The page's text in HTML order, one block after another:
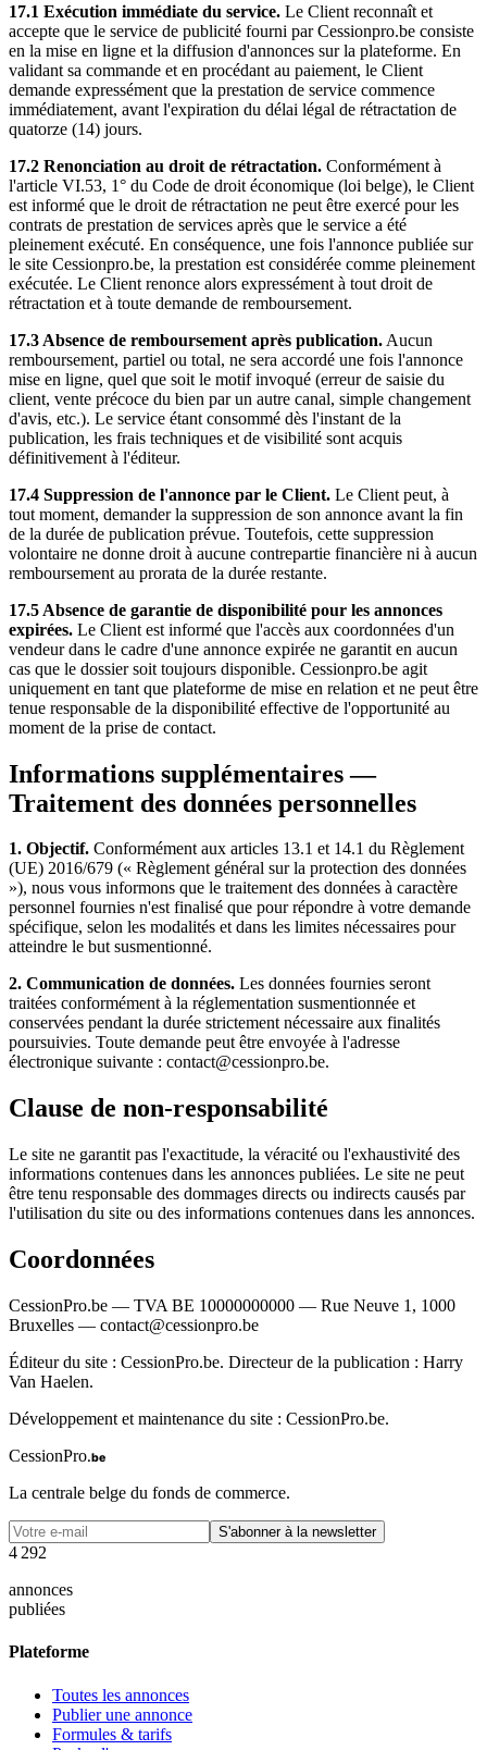
17.1 Exécution immédiate du service. Le Client reconnaît et
accepte que le service de publicité fourni par Cessionpro.be consiste
en la mise en ligne et la diffusion d'annonces sur la plateforme. En
validant sa commande et en procédant au paiement, le Client
demande expressément que la prestation de service commence
immédiatement, avant l'expiration du délai légal de rétractation de
quatorze (14) jours.
17.2 Renonciation au droit de rétractation. Conformément à
l'article VI.53, 1° du Code de droit économique (loi belge), le Client
est informé que le droit de rétractation ne peut être exercé pour les
contrats de prestation de services après que le service a été
pleinement exécuté. En conséquence, une fois l'annonce publiée sur
le site Cessionpro.be, la prestation est considérée comme pleinement
exécutée. Le Client renonce alors expressément à tout droit de
rétractation et à toute demande de remboursement.
17.3 Absence de remboursement après publication. Aucun
remboursement, partiel ou total, ne sera accordé une fois l'annonce
mise en ligne, quel que soit le motif invoqué (erreur de saisie du
client, vente précoce du bien par un autre canal, simple changement
d'avis, etc.). Le service étant consommé dès l'instant de la
publication, les frais techniques et de visibilité sont acquis
définitivement à l'éditeur.
17.4 Suppression de l'annonce par le Client. Le Client peut, à
tout moment, demander la suppression de son annonce avant la fin
de la durée de publication prévue. Toutefois, cette suppression
volontaire ne donne droit à aucune contrepartie financière ni à aucun
remboursement au prorata de la durée restante.
17.5 Absence de garantie de disponibilité pour les annonces
expirées. Le Client est informé que l'accès aux coordonnées d'un
vendeur dans le cadre d'une annonce expirée ne garantit en aucun
cas que le dossier soit toujours disponible. Cessionpro.be agit
uniquement en tant que plateforme de mise en relation et ne peut être
tenue responsable de la disponibilité effective de l'opportunité au
moment de la prise de contact.
Informations supplémentaires —
Traitement des données personnelles
1. Objectif. Conformément aux articles 13.1 et 14.1 du Règlement
(UE) 2016/679 (« Règlement général sur la protection des données
»), nous vous informons que le traitement des données à caractère
personnel fournies n'est finalisé que pour répondre à votre demande
spécifique, selon les modalités et dans les limites nécessaires pour
atteindre le but susmentionné.
2. Communication de données. Les données fournies seront
traitées conformément à la réglementation susmentionnée et
conservées pendant la durée strictement nécessaire aux finalités
poursuivies. Toute demande peut être envoyée à l'adresse
électronique suivante : contact@cessionpro.be.
Clause de non-responsabilité
Le site ne garantit pas l'exactitude, la véracité ou l'exhaustivité des
informations contenues dans les annonces publiées. Le site ne peut
être tenu responsable des dommages directs ou indirects causés par
l'utilisation du site ou des informations contenues dans les annonces.
Coordonnées
CessionPro.be — TVA BE 10000000000 — Rue Neuve 1, 1000
Bruxelles — contact@cessionpro.be
Éditeur du site : CessionPro.be. Directeur de la publication : Harry
Van Haelen.
Développement et maintenance du site : CessionPro.be.
CessionPro.be
La centrale belge du fonds de commerce.
S'abonner à la newsletter
4 292
annonces
publiées
Plateforme
Toutes les annonces
Publier une annonce
Formules & tarifs